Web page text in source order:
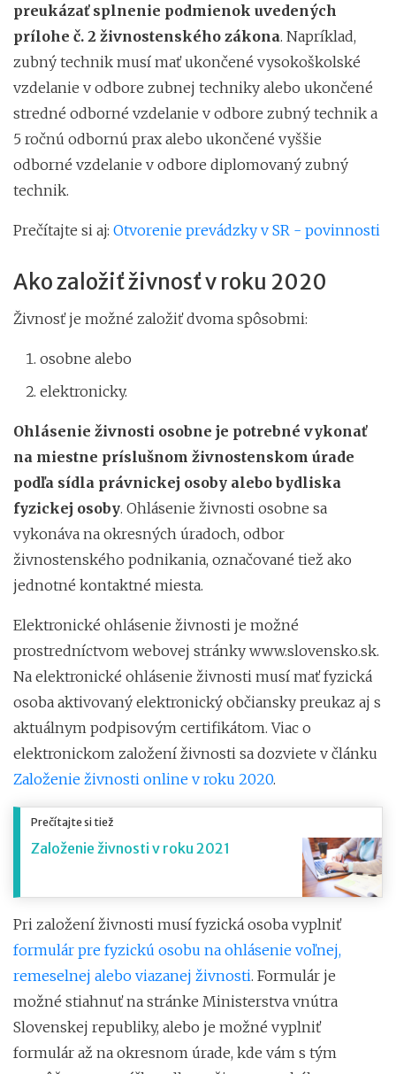
preukázať splnenie podmienok uvedených
prílohe č. 2 živnostenského zákona. Napríklad,
zubný technik musí mať ukončené vysokoškolské
vzdelanie v odbore zubnej techniky alebo ukončené
stredné odborné vzdelanie v odbore zubný technik a
5 ročnú odbornú prax alebo ukončené vyššie
odborné vzdelanie v odbore diplomovaný zubný
technik.
Prečítajte si aj: Otvorenie prevádzky v SR - povinnosti
Ako založiť živnosť v roku 2020
Živnosť je možné založiť dvoma spôsobmi:
osobne alebo
elektronicky.
Ohlásenie živnosti osobne je potrebné vykonať
na miestne príslušnom živnostenskom úrade
podľa sídla právnickej osoby alebo bydliska
fyzickej osoby. Ohlásenie živnosti osobne sa
vykonáva na okresných úradoch, odbor
živnostenského podnikania, označované tiež ako
jednotné kontaktné miesta.
Elektronické ohlásenie živnosti je možné
prostredníctvom webovej stránky www.slovensko.sk.
Na elektronické ohlásenie živnosti musí mať fyzická
osoba aktivovaný elektronický občiansky preukaz aj s
aktuálnym podpisovým certifikátom. Viac o
elektronickom založení živnosti sa dozviete v článku
Založenie živnosti online v roku 2020.
Prečítajte si tiež
Založenie živnosti v roku 2021
Pri založení živnosti musí fyzická osoba vyplniť
formulár pre fyzickú osobu na ohlásenie voľnej,
remeselnej alebo viazanej živnosti. Formulár je
možné stiahnuť na stránke Ministerstva vnútra
Slovenskej republiky, alebo je možné vyplniť
formulár až na okresnom úrade, kde vám s tým